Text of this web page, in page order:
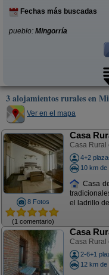
Fechas más buscadas
pueblo: Mingorría
3 alojamientos rurales en
Ver en el mapa
8 Fotos
(1 comentario)
Casa
Casa Rural
4+2
10 km de
Casa
el ladrillo
Casa
Casa Rural
2-6+1
12 km de